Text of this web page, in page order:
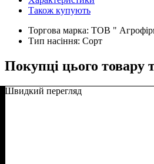
Також купують
Торгова марка: ТОВ "
Тип насіння: Сорт
Покупці цього товару
Швидкий перегляд